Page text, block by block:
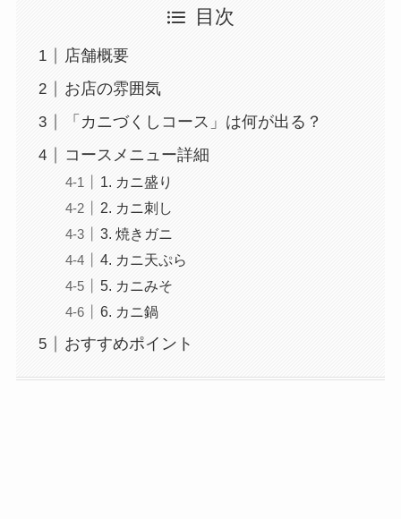
目次
店舗概要
お店の雰囲気
「カニづくしコース」は何が出る？
コースメニュー詳細
1. カニ盛り
2. カニ刺し
3. 焼きガニ
4. カニ天ぷら
5. カニみそ
6. カニ鍋
おすすめポイント